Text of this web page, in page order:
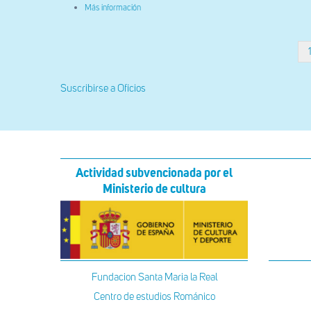
Más información
portada
1
Suscribirse a Oficios
Actividad subvencionada por el
Ministerio de cultura
Fundacion Santa Maria la Real
Centro de estudios Románico